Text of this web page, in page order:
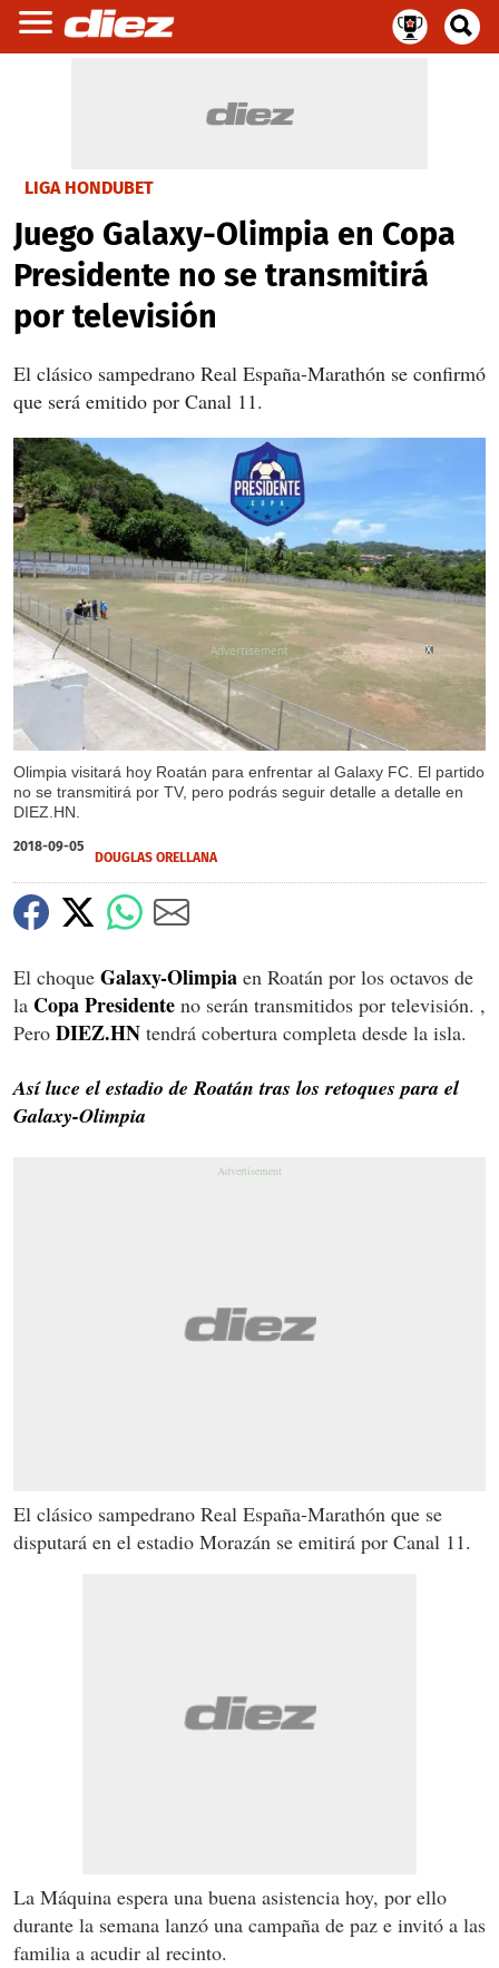
LIGA HONDUBET
Juego Galaxy-Olimpia en Copa
Presidente no se transmitirá
por televisión
El clásico sampedrano Real España-Marathón se confirmó
que será emitido por Canal 11.
Olimpia visitará hoy Roatán para enfrentar al Galaxy FC. El partido
no se transmitirá por TV, pero podrás seguir detalle a detalle en
DIEZ.HN.
X
2018-09-05
DOUGLAS ORELLANA
El choque Galaxy-Olimpia en Roatán por los octavos de
la Copa Presidente no serán transmitidos por televisión. ,
Pero DIEZ.HN tendrá cobertura completa desde la isla.
Así luce el estadio de Roatán tras los retoques para el
Galaxy-Olimpia
El clásico sampedrano Real España-Marathón que se
disputará en el estadio Morazán se emitirá por Canal 11.
La Máquina espera una buena asistencia hoy, por ello
durante la semana lanzó una campaña de paz e invitó a las
familia a acudir al recinto.